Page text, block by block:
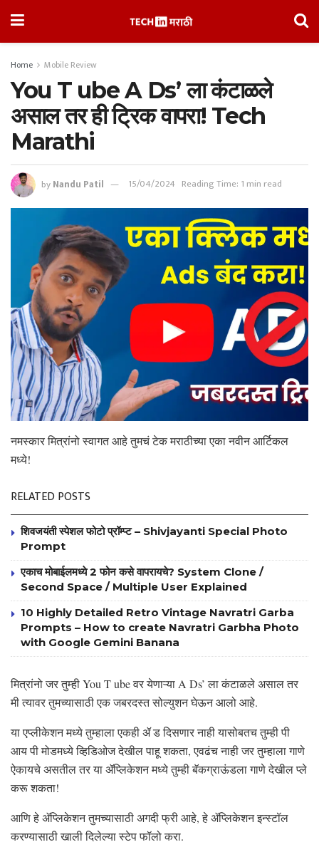
Home Mobile Review
You T ube A Ds’ ला कंटाळले
असाल तर ही ट्रिक वापरा! Tech
Marathi
byNandu Patil 15/04/2024 Reading Time: 1 min read
नमस्कार मित्रांनो स्वागत आहे तुमचं टेक मराठीच्या एका नवीन आर्टिकल
मध्ये!
RELATED POSTS
शिवजयंती स्पेशल फोटो प्रॉम्प्ट – Shivjayanti Special Photo
Prompt
एकाच मोबाईलमध्ये 2 फोन कसे वापरायचे? System Clone /
Second Space / Multiple User Explained
10 Highly Detailed Retro Vintage Navratri Garba
Prompts – How to create Navratri Garbha Photo
with Google Gemini Banana
मित्रांनो जर तुम्ही You T ube वर येणाऱ्या A Ds’ ला कंटाळले असाल तर
मी त्यावर तुमच्यासाठी एक जबरदस्त सोल्युशन घेऊन आलो आहे.
या एप्लीकेशन मध्ये तुम्हाला एकही ॲ ड दिसणार नाही यासोबतच तुम्ही पी
आय पी मोडमध्ये व्हिडिओज देखील पाहू शकता, एवढंच नाही जर तुम्हाला गाणे
ऐकायचे असतील तर या ॲप्लिकेशन मध्ये तुम्ही बॅकग्राऊंडला गाणे देखील प्ले
करू शकता!
आणि हे ॲप्लिकेशन तुमच्यासाठी अगदी फ्री आहे, हे ॲप्लिकेशन इन्स्टॉल
करण्यासाठी खाली दिलेल्या स्टेप फॉलो करा.